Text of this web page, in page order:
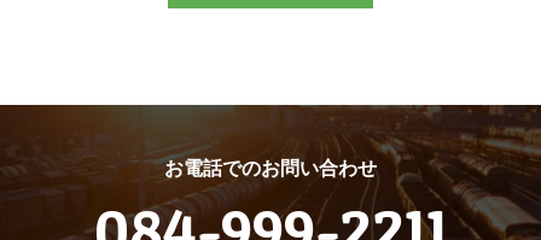
お電話でのお問い合わせ